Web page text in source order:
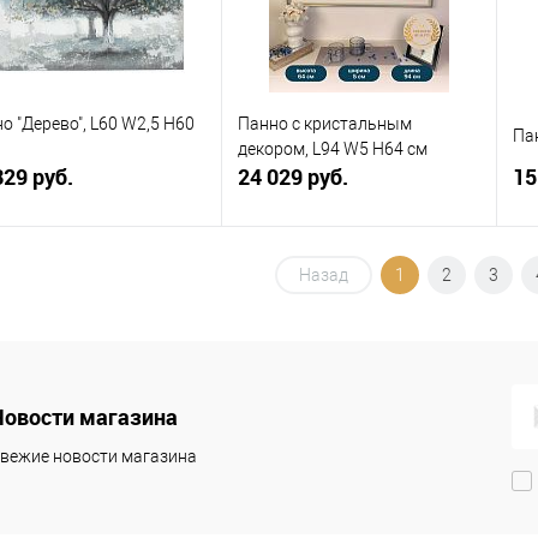
"Дерево", L60 W2,5 H60
руб.
Панно с кристальным
декором, L94 W5 H64 см
24 029 руб.
В корзину
Назад 1 2 3
магазина
новости магазина